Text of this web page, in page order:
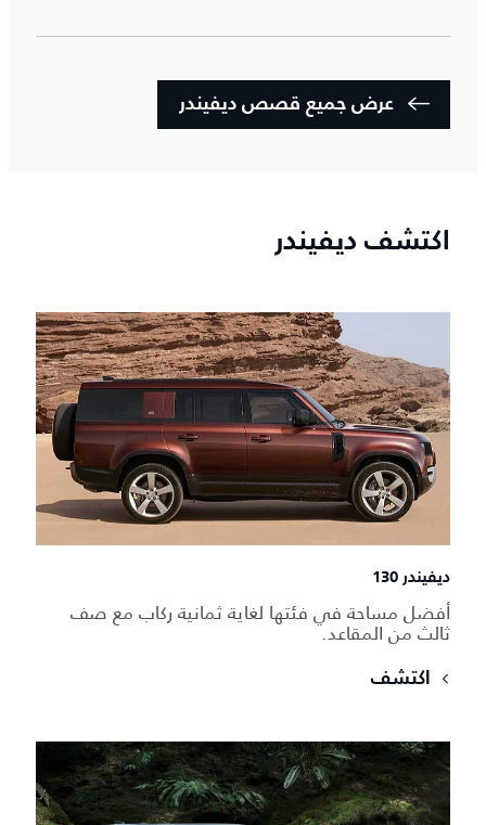
عرض جميع قصص ديفيندر
اكتشف ديفيندر
ديفيندر 130
أفضل مساحة في فئتها لغاية ثمانية ركاب مع صف
ثالث من المقاعد.
اكتشف